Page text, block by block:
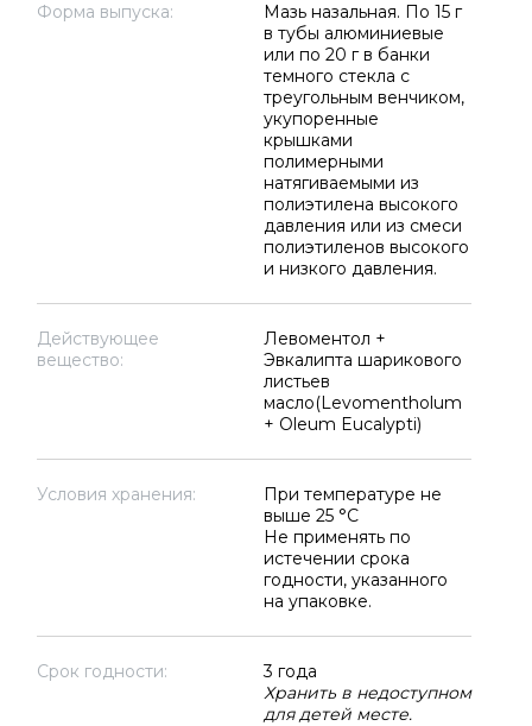
Форма выпуска:
Мазь назальная. По 15 г
в тубы алюминиевые
или по 20 г в банки
темного стекла с
треугольным венчиком,
укупоренные
крышками
полимерными
натягиваемыми из
полиэтилена высокого
давления или из смеси
полиэтиленов высокого
и низкого давления.
Действующее
вещество:
Левоментол +
Эвкалипта шарикового
листьев
масло(Levomentholum
+ Oleum Eucalypti)
Условия хранения:
При температуре не
выше 25 °C
Не применять по
истечении срока
годности, указанного
на упаковке.
Срок годности:
3 года
Хранить в недоступном
для детей месте.